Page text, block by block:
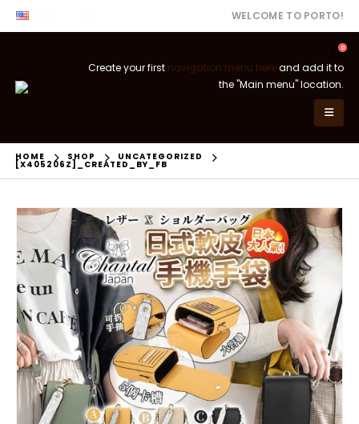
WELCOME TO PORTO!
0
Create your first navigation menu hereand add it to
the "Main menu" location.
HOME SHOP UNCATEGORIZED
[X405206Z]_CREATED_BY_FB